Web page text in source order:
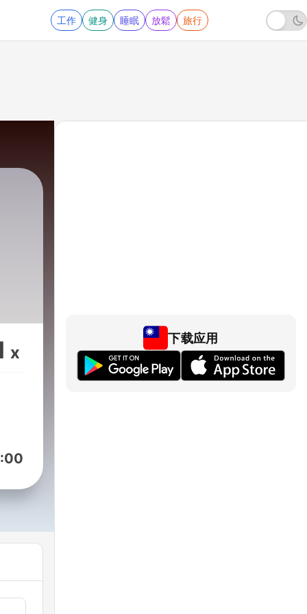
工作 健身 睡眠 放鬆 旅行
x
下载应用